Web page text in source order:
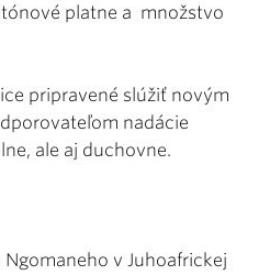
platne a množstvo
pripravené slúžiť novým
nadácie
ale aj duchovne.
v Juhoafrickej